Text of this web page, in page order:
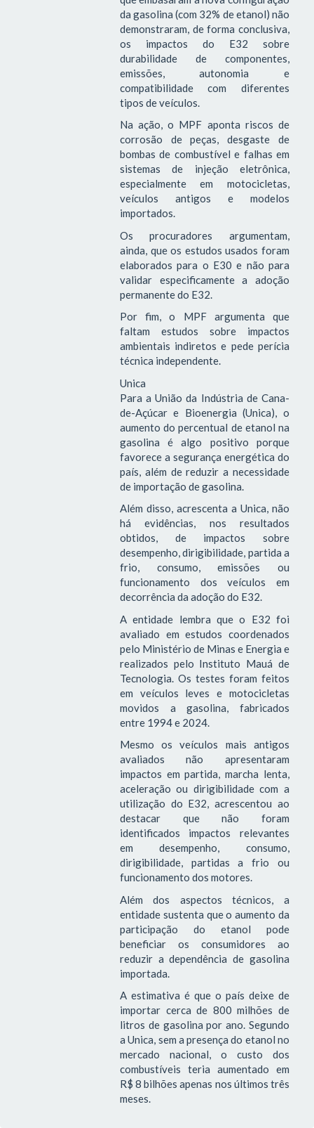
da gasolina (com 32% de etanol) não
demonstraram, de forma conclusiva,
os impactos do E32 sobre
durabilidade de componentes,
emissões, autonomia e
compatibilidade com diferentes
tipos de veículos.
Na ação, o MPF aponta riscos de
corrosão de peças, desgaste de
bombas de combustível e falhas em
sistemas de injeção eletrônica,
especialmente em motocicletas,
veículos antigos e modelos
importados.
Os procuradores argumentam,
ainda, que os estudos usados foram
elaborados para o E30 e não para
validar especificamente a adoção
permanente do E32.
Por fim, o MPF argumenta que
faltam estudos sobre impactos
ambientais indiretos e pede perícia
técnica independente.
Unica
Para a União da Indústria de Cana-
de-Açúcar e Bioenergia (Unica), o
aumento do percentual de etanol na
gasolina é algo positivo porque
favorece a segurança energética do
país, além de reduzir a necessidade
de importação de gasolina.
Além disso, acrescenta a Unica, não
há evidências, nos resultados
obtidos, de impactos sobre
desempenho, dirigibilidade, partida a
frio, consumo, emissões ou
funcionamento dos veículos em
decorrência da adoção do E32.
A entidade lembra que o E32 foi
avaliado em estudos coordenados
pelo Ministério de Minas e Energia e
realizados pelo Instituto Mauá de
Tecnologia. Os testes foram feitos
em veículos leves e motocicletas
movidos a gasolina, fabricados
entre 1994 e 2024.
Mesmo os veículos mais antigos
avaliados não apresentaram
impactos em partida, marcha lenta,
aceleração ou dirigibilidade com a
utilização do E32, acrescentou ao
destacar que não foram
identificados impactos relevantes
em desempenho, consumo,
dirigibilidade, partidas a frio ou
funcionamento dos motores.
Além dos aspectos técnicos, a
entidade sustenta que o aumento da
participação do etanol pode
beneficiar os consumidores ao
reduzir a dependência de gasolina
importada.
A estimativa é que o país deixe de
importar cerca de 800 milhões de
litros de gasolina por ano. Segundo
a Unica, sem a presença do etanol no
mercado nacional, o custo dos
combustíveis teria aumentado em
R$ 8 bilhões apenas nos últimos três
meses.